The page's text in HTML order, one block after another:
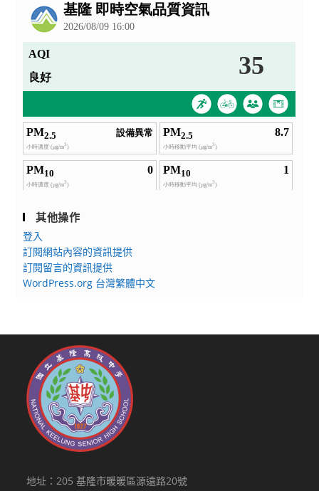
其他操作
登入
訂閱網站內容的資訊提供
訂閱留言的資訊提供
WordPress.org 台灣繁體中文
地址：205 基隆市暖暖區源遠路20號